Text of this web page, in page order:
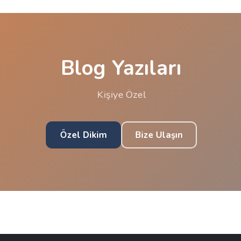
Blog Yazıları
Kişiye Özel
Özel Dikim Bize Ulaşın